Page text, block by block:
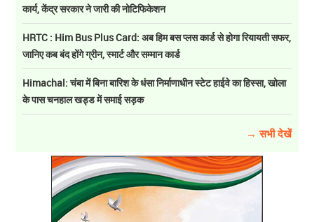
कार्य, केंद्र सरकार ने जारी की नोटिफिकेशन
HRTC : Him Bus Plus Card: अब हिम बस प्लस कार्ड से होगा रियायती सफर,
जानिए कब बंद होंगे ग्रीन, स्मार्ट और सम्मान कार्ड
Himachal: चंबा में बिना बारिश के धंसा निर्माणाधीन स्टेट हाईवे का हिस्सा, खोला
के पास चनहाल खड्ड में समाई सड़क
→ सभी देखें